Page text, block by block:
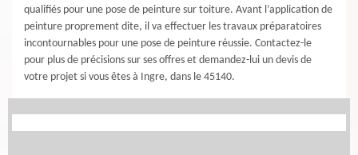
qualifiés pour une pose de peinture sur toiture. Avant l’application de
peinture proprement dite, il va effectuer les travaux préparatoires
incontournables pour une pose de peinture réussie. Contactez-le
pour plus de précisions sur ses offres et demandez-lui un devis de
votre projet si vous êtes à Ingre, dans le 45140.